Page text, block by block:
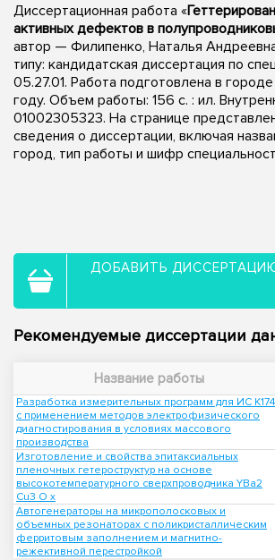
Диссертационная работа «
активных дефектов в
автор — Филипенко, Наталья
типу: кандидатская диссертация по
05.27.01. Работа подготовлена в
году. Объем работы: 156 с. : ил.
01002305323. На странице
сведения о диссертации, включая
город, тип работы и шифр
ДОБАВИТЬ
Рекомендуемые диссертации
Название работы
Разработка измерительных программ для ИС К174
с применением методов электрофизического
диагностирования в условиях массового
производства
Изготовление и свойства эпитаксиальных
пленочных гетероструктур на основе
высокотемпературного сверхпроводника YBa2
Cu3 O x
Автогенераторы на микрополосковых и
объемных резонаторах с поликристаллическим
ферритовым заполнением и магнитно-
режективной перестройкой